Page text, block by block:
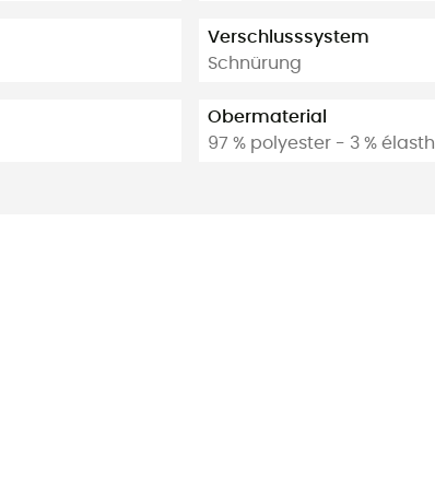
Verschlusssystem
Schnürung
Obermaterial
97 % polyester - 3 %